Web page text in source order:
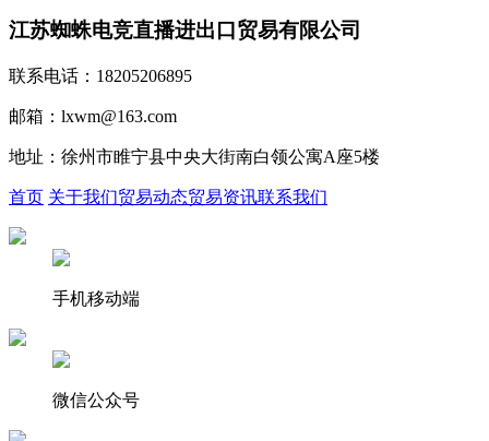
江苏蜘蛛电竞直播进出口贸易有限公司
联系电话：18205206895
邮箱：lxwm@163.com
地址：徐州市睢宁县中央大街南白领公寓A座5楼
首页 关于我们贸易动态贸易资讯联系我们
手机移动端
微信公众号